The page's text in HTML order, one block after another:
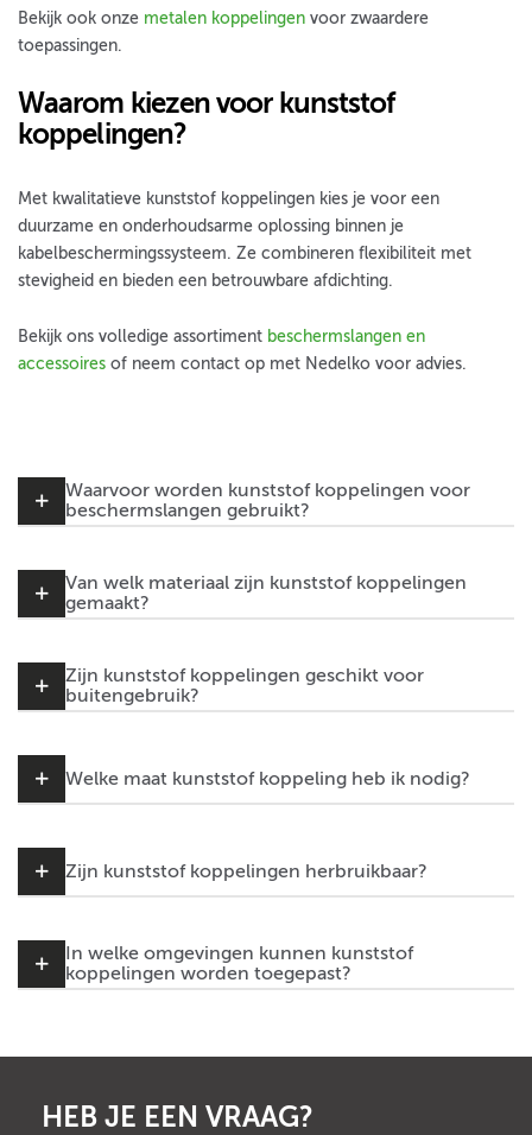
Bekijk ook onze metalen koppelingen voor zwaardere
toepassingen.
Waarom kiezen voor kunststof
koppelingen?
Met kwalitatieve kunststof koppelingen kies je voor een
duurzame en onderhoudsarme oplossing binnen je
kabelbeschermingssysteem. Ze combineren flexibiliteit met
stevigheid en bieden een betrouwbare afdichting.
Bekijk ons volledige assortiment beschermslangen en
accessoires of neem contact op met Nedelko voor advies.
Waarvoor worden kunststof koppelingen voor
beschermslangen gebruikt?
Van welk materiaal zijn kunststof koppelingen
gemaakt?
Zijn kunststof koppelingen geschikt voor
buitengebruik?
Welke maat kunststof koppeling heb ik nodig?
Zijn kunststof koppelingen herbruikbaar?
In welke omgevingen kunnen kunststof
koppelingen worden toegepast?
HEB JE EEN VRAAG?